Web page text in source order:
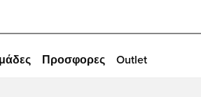
Προσφορες Outlet